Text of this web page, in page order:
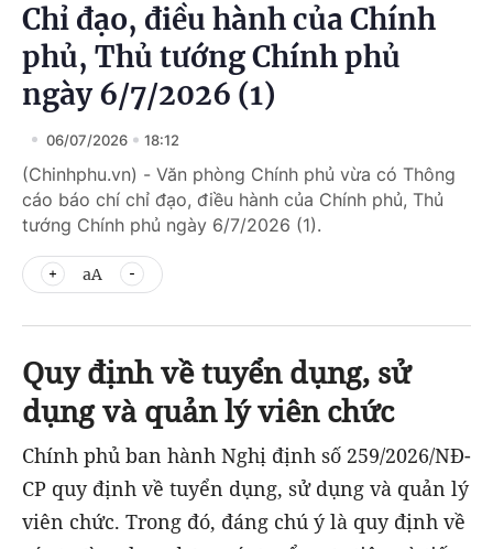
Chỉ đạo, điều hành của Chính
phủ, Thủ tướng Chính phủ
ngày 6/7/2026 (1)
06/07/2026 18:12
(Chinhphu.vn) - Văn phòng Chính phủ vừa có Thông
cáo báo chí chỉ đạo, điều hành của Chính phủ, Thủ
tướng Chính phủ ngày 6/7/2026 (1).
aA
Quy định về tuyển dụng, sử
dụng và quản lý viên chức
Chính phủ ban hành Nghị định số 259/2026/NĐ-
CP quy định về tuyển dụng, sử dụng và quản lý
viên chức. Trong đó, đáng chú ý là quy định về